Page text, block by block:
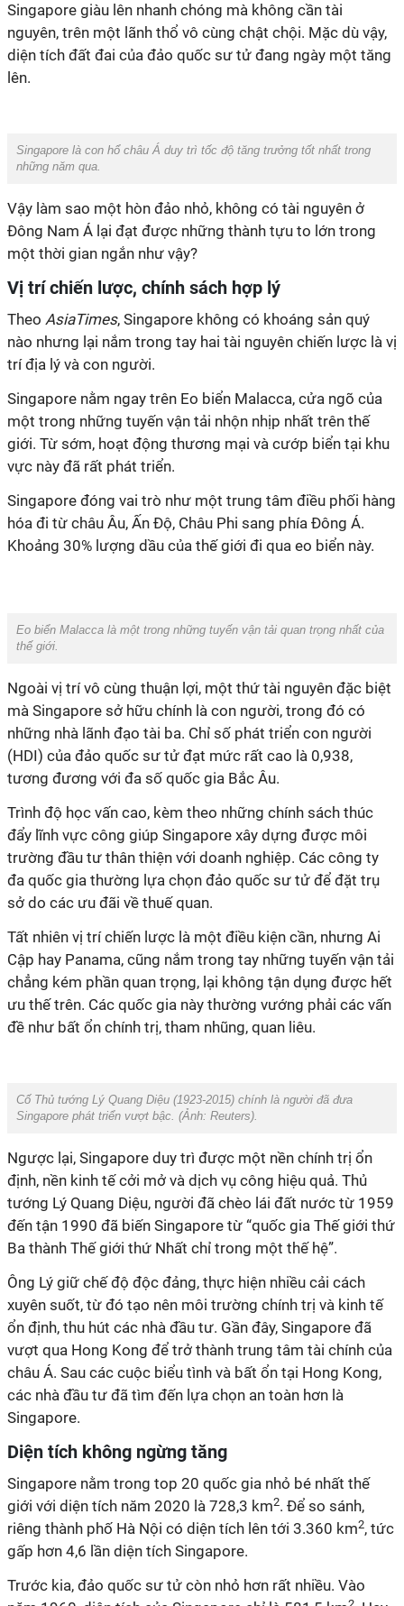
Singapore giàu lên nhanh chóng mà không cần tài
nguyên, trên một lãnh thổ vô cùng chật chội. Mặc dù vậy,
diện tích đất đai của đảo quốc sư tử đang ngày một tăng
lên.
Singapore là con hổ châu Á duy trì tốc độ tăng trưởng tốt nhất trong
những năm qua.
Vậy làm sao một hòn đảo nhỏ, không có tài nguyên ở
Đông Nam Á lại đạt được những thành tựu to lớn trong
một thời gian ngắn như vậy?
Vị trí chiến lược, chính sách hợp lý
Theo AsiaTimes, Singapore không có khoáng sản quý
nào nhưng lại nắm trong tay hai tài nguyên chiến lược là vị
trí địa lý và con người.
Singapore nằm ngay trên Eo biển Malacca, cửa ngõ của
một trong những tuyến vận tải nhộn nhịp nhất trên thế
giới. Từ sớm, hoạt động thương mại và cướp biển tại khu
vực này đã rất phát triển.
Singapore đóng vai trò như một trung tâm điều phối hàng
hóa đi từ châu Âu, Ấn Độ, Châu Phi sang phía Đông Á.
Khoảng 30% lượng dầu của thế giới đi qua eo biển này.
Eo biển Malacca là một trong những tuyến vận tải quan trọng nhất của
thế giới.
Ngoài vị trí vô cùng thuận lợi, một thứ tài nguyên đặc biệt
mà Singapore sở hữu chính là con người, trong đó có
những nhà lãnh đạo tài ba. Chỉ số phát triển con người
(HDI) của đảo quốc sư tử đạt mức rất cao là 0,938,
tương đương với đa số quốc gia Bắc Âu.
Trình độ học vấn cao, kèm theo những chính sách thúc
đẩy lĩnh vực công giúp Singapore xây dựng được môi
trường đầu tư thân thiện với doanh nghiệp. Các công ty
đa quốc gia thường lựa chọn đảo quốc sư tử để đặt trụ
sở do các ưu đãi về thuế quan.
Tất nhiên vị trí chiến lược là một điều kiện cần, nhưng Ai
Cập hay Panama, cũng nắm trong tay những tuyến vận tải
chẳng kém phần quan trọng, lại không tận dụng được hết
ưu thế trên. Các quốc gia này thường vướng phải các vấn
đề như bất ổn chính trị, tham nhũng, quan liêu.
Cố Thủ tướng Lý Quang Diệu (1923-2015) chính là người đã đưa
Singapore phát triển vượt bậc. (Ảnh: Reuters).
Ngược lại, Singapore duy trì được một nền chính trị ổn
định, nền kinh tế cởi mở và dịch vụ công hiệu quả. Thủ
tướng Lý Quang Diệu, người đã chèo lái đất nước từ 1959
đến tận 1990 đã biến Singapore từ “quốc gia Thế giới thứ
Ba thành Thế giới thứ Nhất chỉ trong một thế hệ”.
Ông Lý giữ chế độ độc đảng, thực hiện nhiều cải cách
xuyên suốt, từ đó tạo nên môi trường chính trị và kinh tế
ổn định, thu hút các nhà đầu tư. Gần đây, Singapore đã
vượt qua Hong Kong để trở thành trung tâm tài chính của
châu Á. Sau các cuộc biểu tình và bất ổn tại Hong Kong,
các nhà đầu tư đã tìm đến lựa chọn an toàn hơn là
Singapore.
Diện tích không ngừng tăng
Singapore nằm trong top 20 quốc gia nhỏ bé nhất thế
giới với diện tích năm 2020 là 728,3 km2. Để so sánh,
riêng thành phố Hà Nội có diện tích lên tới 3.360 km2, tức
gấp hơn 4,6 lần diện tích Singapore.
Trước kia, đảo quốc sư tử còn nhỏ hơn rất nhiều. Vào